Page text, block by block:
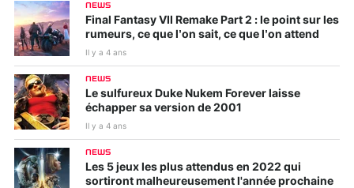
NEWS
Final Fantasy VII Remake Part 2 : le point sur les
rumeurs, ce que l’on sait, ce que l’on attend
Il y a 4 ans
NEWS
Le sulfureux Duke Nukem Forever laisse
échapper sa version de 2001
Il y a 4 ans
NEWS
Les 5 jeux les plus attendus en 2022 qui
sortiront malheureusement l'année prochaine